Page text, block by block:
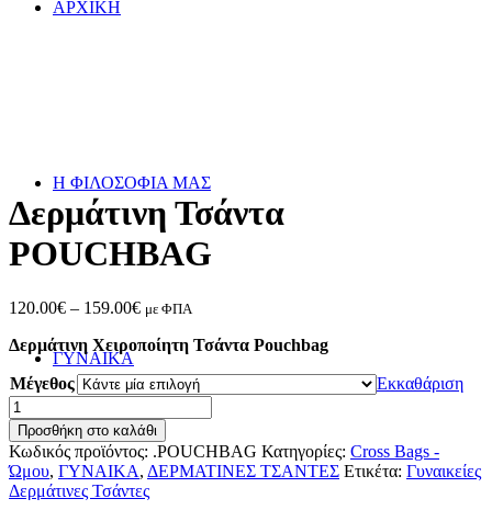
ΑΡΧΙΚΗ
Η ΦΙΛΟΣΟΦΙΑ ΜΑΣ
ΓΥΝΑΙΚΑ
Δερμάτινη Τσάντα
POUCHBAG
120.00€ – 159.00€Price
120.00€
159.00€
με ΦΠΑ
Δερμάτινη Χειροποίητη Τσάντα Pouchbag
Μέγεθος
Εκκαθάριση
Δερμάτινη
Τσάντα
POUCHBAG
ποσότητα
Προσθήκη στο καλάθι
Κωδικός προϊόντος: .POUCHBAG Κατηγορίες: Cross Bags -
Ώμου, ΓΥΝΑΙΚΑ, ΔΕΡΜΑΤΙΝΕΣ ΤΣΑΝΤΕΣ Ετικέτα: Γυναικείες
Δερμάτινες Τσάντες